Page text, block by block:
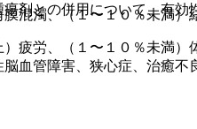
混濁、（１〜１０％未満）
疲労、（１〜１０％未満）
血管障害、狭心症、治癒不
剤との併用について、有効